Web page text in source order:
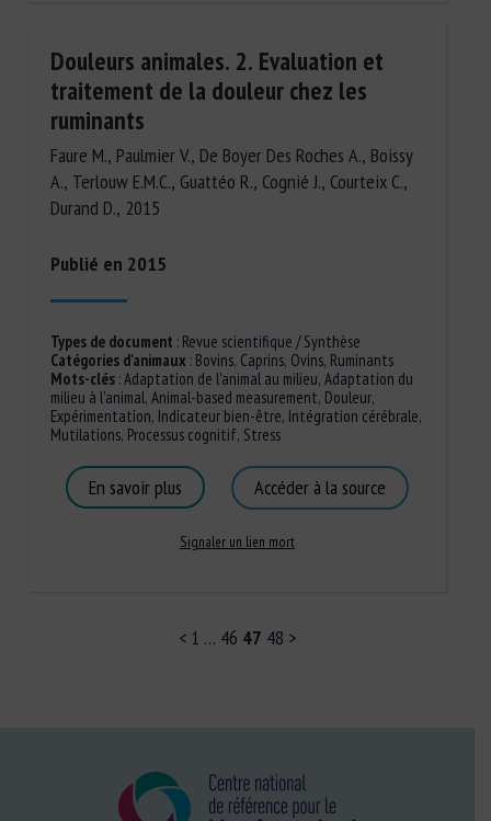
Douleurs animales. 2. Evaluation et
traitement de la douleur chez les
ruminants
Faure M., Paulmier V., De Boyer Des Roches A., Boissy
A., Terlouw E.M.C., Guattéo R., Cognié J., Courteix C.,
Durand D., 2015
Publié en 2015
Types de document : Revue scientifique / Synthèse
Catégories d'animaux : Bovins, Caprins, Ovins, Ruminants
Mots-clés:Adaptation de l'animal au milieu, Adaptation du
milieu à l'animal, Animal-based measurement, Douleur,
Expérimentation, Indicateur bien-être, Intégration cérébrale,
Mutilations, Processus cognitif, Stress
En savoir plus Accéder à la source
Signaler un lien mort
< 1 … 46 47 48 >